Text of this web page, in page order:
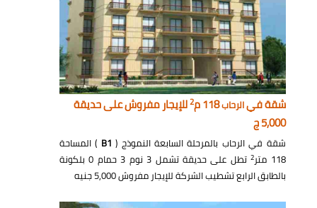
شقة فيالرحاب118 م 2للإيجار مفروش على حديقة
5,000 ج
شقة في الرحاب بالمرحلة السابعة النموذج ( B1 ) المساحة
118 متر
2
تطل على حديقة تشمل 3 نوم 3 حمام 0 بلكونة
بالطابق الرابع تشطيب الشركة للإيجار مفروش 5,000 جنيه